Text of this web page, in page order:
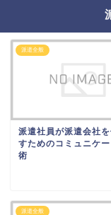
派遣全般
派遣社員が派遣会社を
すためのコミュニケ
術
派遣全般